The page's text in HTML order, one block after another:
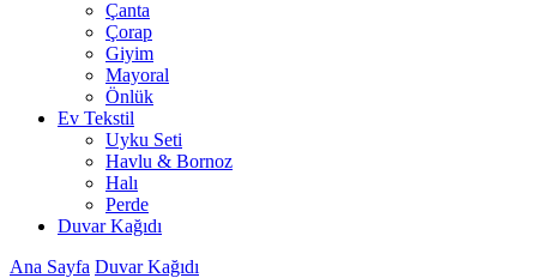
Çanta
Çorap
Giyim
Mayoral
Önlük
Ev Tekstil
Uyku Seti
Havlu & Bornoz
Halı
Perde
Duvar Kağıdı
Ana Sayfa Duvar Kağıdı